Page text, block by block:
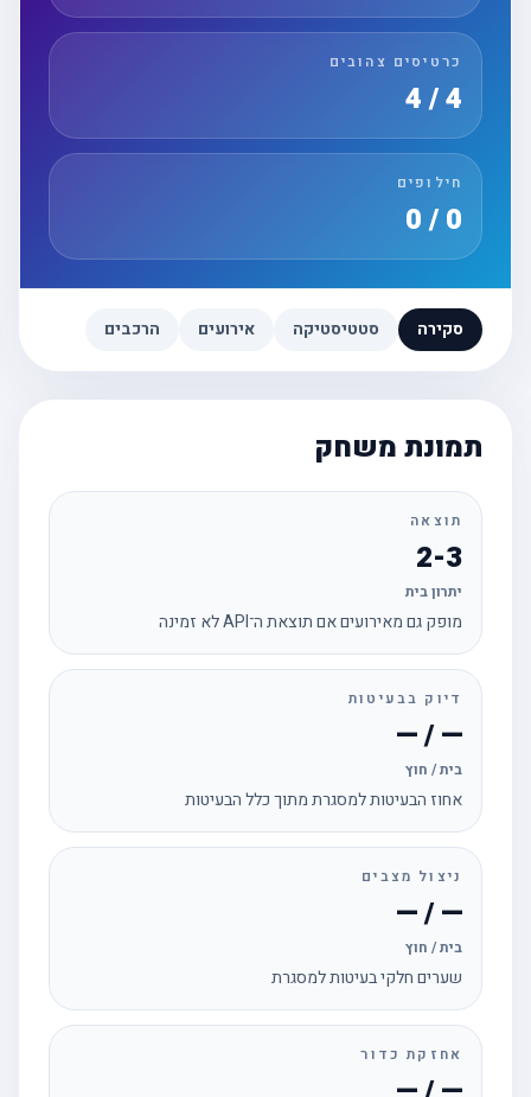
כרטיסים צהובים
חילופים
סקירה סטטיסטיקה אירועים הרכבים
תמונת משחק
תוצאה
2-3
יתרון בית
מופק גם מאירועים אם תוצאת ה־API לא זמינה
דיוק בבעיטות
— / —
בית / חוץ
אחוז הבעיטות למסגרת מתוך כלל הבעיטות
ניצול מצבים
— / —
בית / חוץ
שערים חלקי בעיטות למסגרת
אחזקת כדור